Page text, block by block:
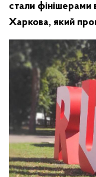
стали фінішерами
Харкова, який